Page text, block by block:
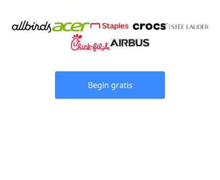
Begin gratis